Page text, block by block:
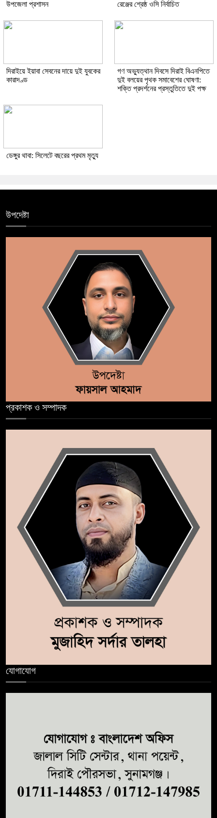
উপজেলা প্রশাসন
রেঞ্জের শ্রেষ্ঠ ওসি নির্বাচিত
দিরাইয়ে ইয়াবা সেবনের দায়ে দুই যুবকের
কারাদণ্ড
গণ অভ্যুত্থান দিবসে দিরাই বিএনপিতে
দুই বলয়ের পৃথক সমাবেশের ঘোষণা:
শক্তি প্রদর্শনের প্রস্তুতিতে দুই পক্ষ
ডেঙ্গুর থাবা: সিলেটে বছরের প্রথম মৃত্যু
উপদেষ্টা
প্রকাশক ও সম্পাদক
যোগাযোগ